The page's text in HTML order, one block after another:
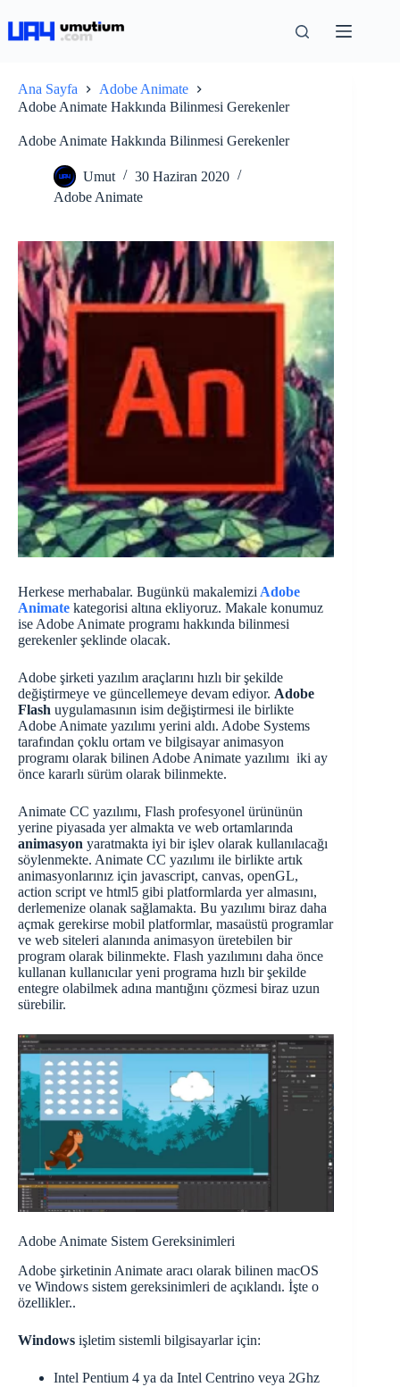
Ana Sayfa
Adobe Animate
Adobe Animate Hakkında Bilinmesi Gerekenler
Adobe Animate Hakkında Bilinmesi Gerekenler
Umut
30 Haziran 2020
Adobe Animate
Herkese merhabalar. Bugünkü makalemizi Adobe
Animate kategorisi altına ekliyoruz. Makale konumuz
ise Adobe Animate programı hakkında bilinmesi
gerekenler şeklinde olacak.
Adobe şirketi yazılım araçlarını hızlı bir şekilde
değiştirmeye ve güncellemeye devam ediyor. Adobe
Flash uygulamasının isim değiştirmesi ile birlikte
Adobe Animate yazılımı yerini aldı. Adobe Systems
tarafından çoklu ortam ve bilgisayar animasyon
programı olarak bilinen Adobe Animate yazılımı iki ay
önce kararlı sürüm olarak bilinmekte.
Animate CC yazılımı, Flash profesyonel ürününün
yerine piyasada yer almakta ve web ortamlarında
animasyon yaratmakta iyi bir işlev olarak kullanılacağı
söylenmekte. Animate CC yazılımı ile birlikte artık
animasyonlarınız için javascript, canvas, openGL,
action script ve html5 gibi platformlarda yer almasını,
derlemenize olanak sağlamakta. Bu yazılımı biraz daha
açmak gerekirse mobil platformlar, masaüstü programlar
ve web siteleri alanında animasyon üretebilen bir
program olarak bilinmekte. Flash yazılımını daha önce
kullanan kullanıcılar yeni programa hızlı bir şekilde
entegre olabilmek adına mantığını çözmesi biraz uzun
sürebilir.
Adobe Animate Sistem Gereksinimleri
Adobe şirketinin Animate aracı olarak bilinen macOS
ve Windows sistem gereksinimleri de açıklandı. İşte o
özellikler..
Windows işletim sistemli bilgisayarlar için:
Intel Pentium 4 ya da Intel Centrino veya 2Ghz